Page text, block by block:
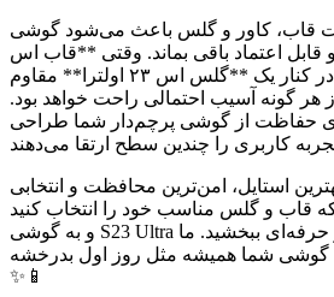
قاب، کاور و گلس باعث می‌شود گوشی
قابل اعتماد باقی بماند. وقتی **قاب اس
23 اولترا** با کیفیت را در کنار یک **گلس اس ۲۳ اولترا** مقاوم
از هر گونه آسیب احتمالی راحت خواهد بود.
حفاظت از گوشی پرچم‌دار شما طراحی
استایل، امن‌ترین محافظت و انتخابی
قاب و گلس مناسب خود را انتخاب کنید
و به گوشی S23 Ultra خود ظاهری تازه و حرفه‌ای ببخشید. ما
گوشی شما همیشه مثل روز اول بدرخشه
✨📱